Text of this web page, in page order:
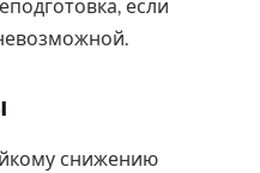
если
снижению